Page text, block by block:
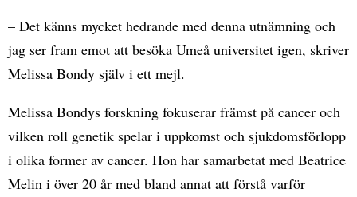
– Det känns mycket hedrande med denna utnämning och
jag ser fram emot att besöka Umeå universitet igen, skriver
Melissa Bondy själv i ett mejl.
Melissa Bondys forskning fokuserar främst på cancer och
vilken roll genetik spelar i uppkomst och sjukdomsförlopp
i olika former av cancer. Hon har samarbetat med Beatrice
Melin i över 20 år med bland annat att förstå varför